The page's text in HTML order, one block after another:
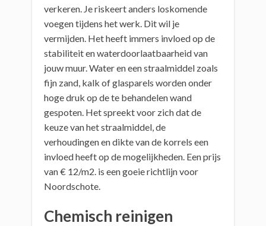
verkeren. Je riskeert anders loskomende
voegen tijdens het werk. Dit wil je
vermijden. Het heeft immers invloed op de
stabiliteit en waterdoorlaatbaarheid van
jouw muur. Water en een straalmiddel zoals
fijn zand, kalk of glasparels worden onder
hoge druk op de te behandelen wand
gespoten. Het spreekt voor zich dat de
keuze van het straalmiddel, de
verhoudingen en dikte van de korrels een
invloed heeft op de mogelijkheden. Een prijs
van € 12/m2. is een goeie richtlijn voor
Noordschote.
Chemisch reinigen